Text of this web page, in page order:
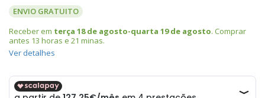
ENVIO GRATUITO
Receber em terça 18 de agosto-quarta 19 de agosto. Comprar
antes 13 horas e 21 minas.
Ver detalhes